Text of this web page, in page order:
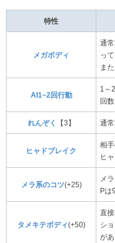
特性
メガボディ
通
っ
ま
AI1~2回行動
1～
回
れんぞく 【3】 通
ヒャドブレイク
相
ヒ
メラ系のコツ(+25)
メ
Pは
タメキテボディ(+50)
直
シ
が